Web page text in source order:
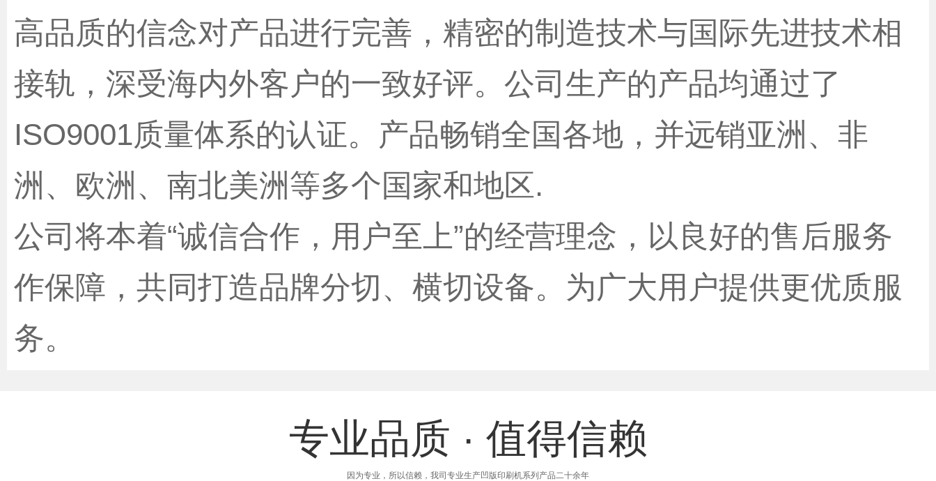
高品质的信念对产品进行完善，精密的制造技术与国际先进技术相
接轨，深受海内外客户的一致好评。公司生产的产品均通过了
ISO9001质量体系的认证。产品畅销全国各地，并远销亚洲、非
洲、欧洲、南北美洲等多个国家和地区.
公司将本着“诚信合作，用户至上”的经营理念，以良好的售后服务
作保障，共同打造品牌分切、横切设备。为广大用户提供更优质服
务。
专业品质 · 值得信赖
因为专业，所以信赖，我司专业生产凹版印刷机系列产品二十余年